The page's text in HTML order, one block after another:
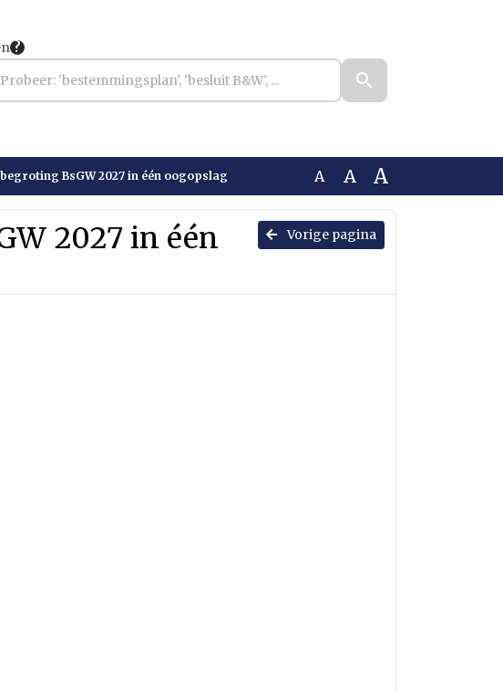
BsGW 2027 in één oogopslag A A A
Vorige pagina
2027 in één